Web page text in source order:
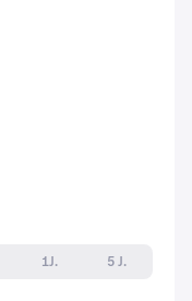
1J.
5 J.